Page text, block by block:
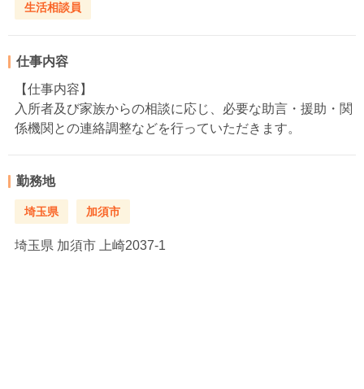
生活相談員
仕事内容
【仕事内容】
入所者及び家族からの相談に応じ、必要な助言・援助・関
係機関との連絡調整などを行っていただきます。
勤務地
埼玉県 加須市
埼玉県 加須市 上崎2037-1